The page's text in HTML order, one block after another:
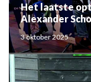
Het laatste
Alexander
3 oktober 2025